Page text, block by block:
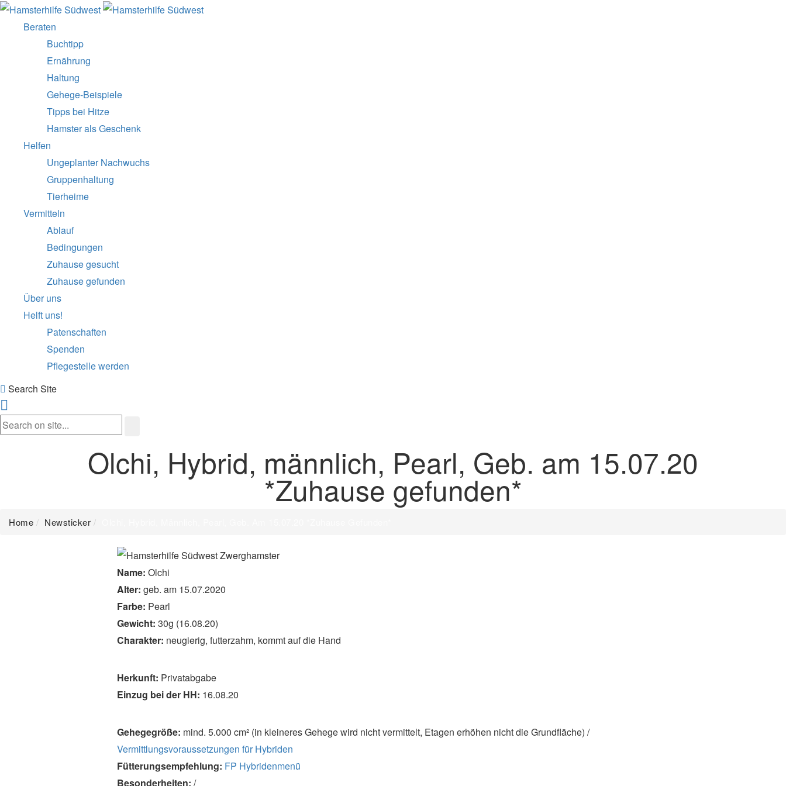
Beraten
Buchtipp
Ernährung
Haltung
Gehege-Beispiele
Tipps bei Hitze
Hamster als Geschenk
Helfen
Ungeplanter Nachwuchs
Gruppenhaltung
Tierheime
Vermitteln
Ablauf
Bedingungen
Zuhause gesucht
Zuhause gefunden
Über uns
Helft uns!
Patenschaften
Spenden
Pflegestelle werden
Search Site
Olchi, Hybrid, männlich, Pearl, Geb. am 15.07.20
*Zuhause gefunden*
Home Newsticker
Name: Olchi
Alter: geb. am 15.07.2020
Farbe: Pearl
Gewicht: 30g (16.08.20)
Charakter: neugierig, futterzahm, kommt auf die Hand
Herkunft: Privatabgabe
Einzug bei der HH: 16.08.20
Gehegegröße: mind. 5.000 cm² (in kleineres Gehege wird nicht vermittelt, Etagen erhöhen nicht die Grundfläche) /
Vermittlungsvoraussetzungen für Hybriden
Fütterungsempfehlung: FP Hybridenmenü
Besonderheiten: /